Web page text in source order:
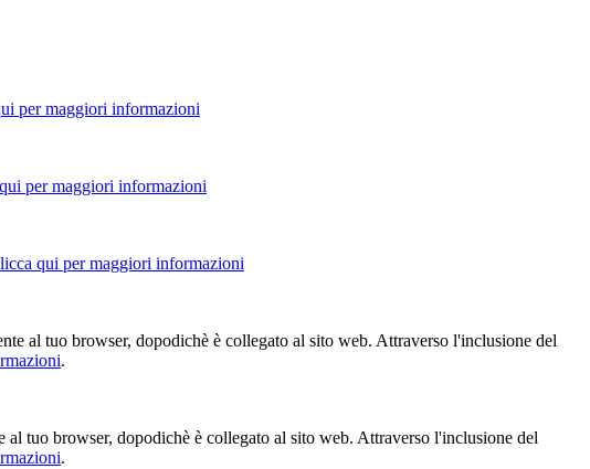
per maggiori informazioni
per maggiori informazioni
qui per maggiori informazioni
al tuo browser, dopodichè è collegato al sito web. Attraverso l'inclusione del
.
tuo browser, dopodichè è collegato al sito web. Attraverso l'inclusione del
.